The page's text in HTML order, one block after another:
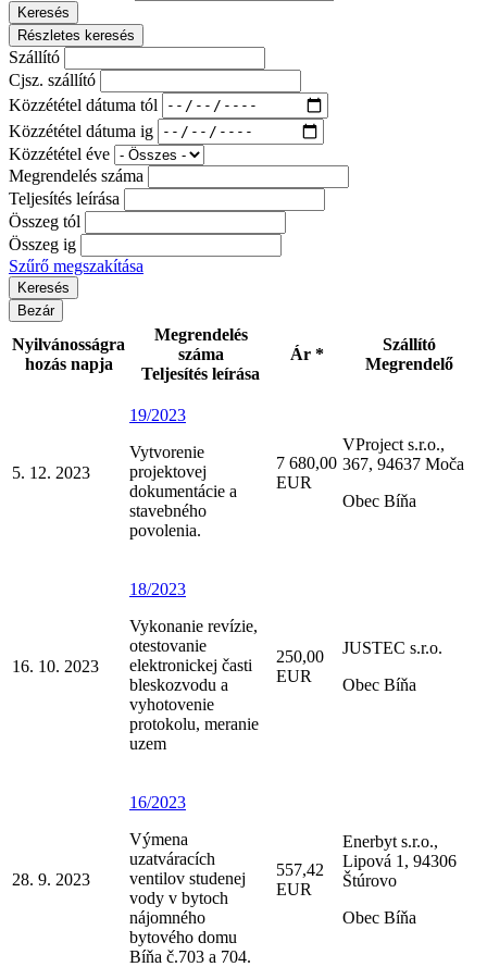
Keresés
Részletes keresés
Szállító
Cjsz. szállító
Közzététel dátuma tól
Közzététel dátuma ig
Közzététel éve
Megrendelés száma
Teljesítés leírása
Összeg tól
Összeg ig
Szűrő megszakítása
Bezár
Nyilvánosságra
hozás napja
Megrendelés
száma
Teljesítés leírása
Ár *
Szállító
Megrendelő
5. 12. 2023
19/2023
Vytvorenie
projektovej
dokumentácie a
stavebného
povolenia.
7 680,00
EUR
VProject s.r.o.,
367, 94637 Moča
Obec Bíňa
16. 10. 2023
18/2023
Vykonanie revízie,
otestovanie
elektronickej časti
bleskozvodu a
vyhotovenie
protokolu, meranie
uzem
250,00
EUR
JUSTEC s.r.o.
Obec Bíňa
28. 9. 2023
16/2023
Výmena
uzatváracích
ventilov studenej
vody v bytoch
nájomného
bytového domu
Bíňa č.703 a 704.
557,42
EUR
Enerbyt s.r.o.,
Lipová 1, 94306
Štúrovo
Obec Bíňa